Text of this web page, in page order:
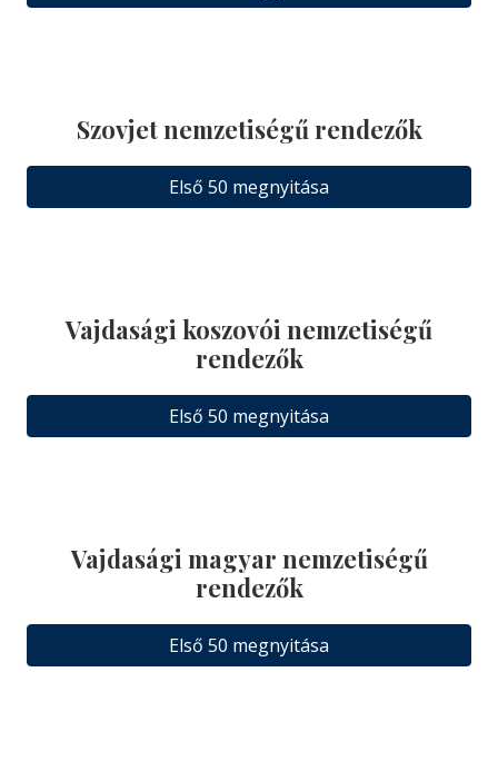
Szovjet nemzetiségű rendezők
Első 50 megnyitása
Vajdasági koszovói nemzetiségű
rendezők
Első 50 megnyitása
Vajdasági magyar nemzetiségű
rendezők
Első 50 megnyitása